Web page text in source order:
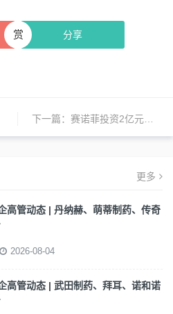
分享
赏
下一篇： 赛诺菲投资2亿元胰岛素生产基地落地北京
更多
高管动态 | 丹纳赫、萌蒂制药、传奇
2026-08-04
高管动态 | 武田制药、拜耳、诺和诺